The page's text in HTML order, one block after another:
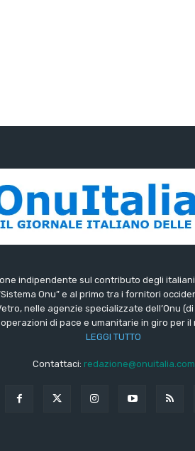
indipendente sul contributo degli
Onu” e al primo tra i fornitori
nelle agenzie specializzate dell’Onu
operazioni di pace e umanitarie in giro per il
LEGGI TUTTO
Contattaci: redazione@onuitalia.com